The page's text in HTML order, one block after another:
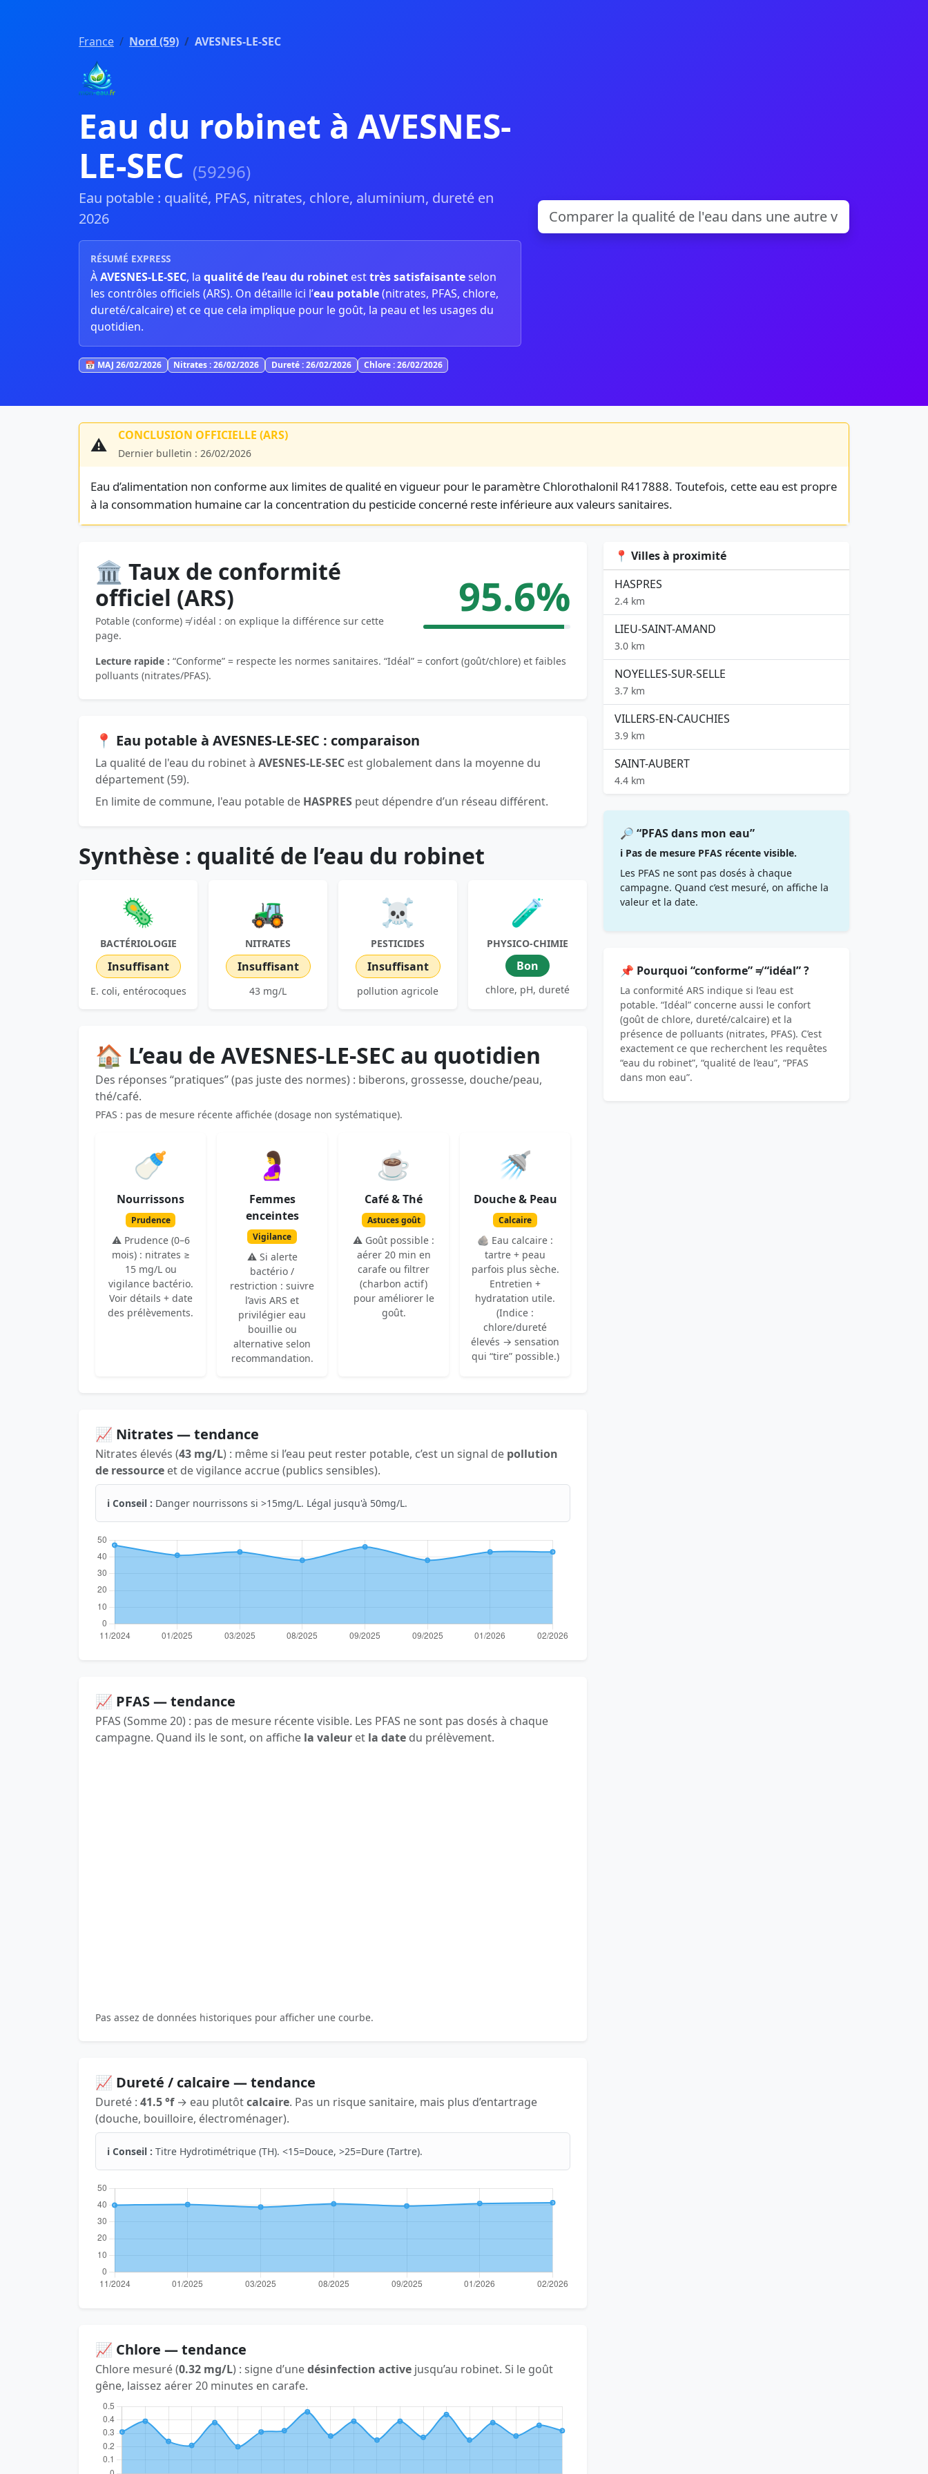
France Nord (59) AVESNES-LE-SEC
Eau du robinet à AVESNES-
LE-SEC (59296)
Eau potable : qualité, PFAS, nitrates, chlore, aluminium, dureté en
2026
RÉSUMÉ EXPRESS
ÀAVESNES-LE-SEC, la qualité de l’eau du robinet esttrès satisfaisanteselon
les contrôles officiels (ARS). On détaille ici l’eau potable(nitrates, PFAS, chlore,
dureté/calcaire) et ce que cela implique pour le goût, la peau et les usages du
quotidien.
📅 MAJ 26/02/2026 Nitrates : 26/02/2026 Dureté : 26/02/2026 Chlore : 26/02/2026
⚠️ CONCLUSION OFFICIELLE (ARS)
Dernier bulletin : 26/02/2026
Eau d’alimentation non conforme aux limites de qualité en vigueur pour le paramètre Chlorothalonil R417888. Toutefois, cette eau est propre
à la consommation humaine car la concentration du pesticide concerné reste inférieure aux valeurs sanitaires.
🏛️ Taux de conformité
officiel (ARS)
Potable (conforme) ≠ idéal : on explique la différence sur cette
page.
95.6%
Lecture rapide : “Conforme” = respecte les normes sanitaires. “Idéal” = confort (goût/chlore) et faibles
polluants (nitrates/PFAS).
📍 Eau potable à AVESNES-LE-SEC : comparaison
La qualité de l'eau du robinet à AVESNES-LE-SEC est globalement dans la moyenne du
département (59).
En limite de commune, l'eau potable de HASPRES peut dépendre d’un réseau différent.
Synthèse : qualité de l’eau du robinet
🦠
BACTÉRIOLOGIE
Insuffisant
E. coli, entérocoques
🚜
NITRATES
Insuffisant
43 mg/L
☠️
PESTICIDES
Insuffisant
pollution agricole
🧪
PHYSICO-CHIMIE
Bon
chlore, pH, dureté
🏠 L’eau de AVESNES-LE-SEC au quotidien
Des réponses “pratiques” (pas juste des normes) : biberons, grossesse, douche/peau,
thé/café.
PFAS : pas de mesure récente affichée (dosage non systématique).
🍼
Nourrissons
Prudence
⚠️ Prudence (0–6
mois) : nitrates ≥
15 mg/L ou
vigilance bactério.
Voir détails + date
des prélèvements.
🤰
Femmes
enceintes
Vigilance
⚠️ Si alerte
bactério /
restriction : suivre
l’avis ARS et
privilégier eau
bouillie ou
alternative selon
recommandation.
☕
Café & Thé
Astuces goût
⚠️ Goût possible :
aérer 20 min en
carafe ou filtrer
(charbon actif)
pour améliorer le
goût.
🚿
Douche & Peau
Calcaire
🪨 Eau calcaire :
tartre + peau
parfois plus sèche.
Entretien +
hydratation utile.
(Indice :
chlore/dureté
élevés → sensation
qui “tire” possible.)
📈 Nitrates — tendance
Nitrates élevés (43 mg/L) : même si l’eau peut rester potable, c’est un signal de pollution
de ressource et de vigilance accrue (publics sensibles).
ℹ️ Conseil : Danger nourrissons si >15mg/L. Légal jusqu'à 50mg/L.
📈 PFAS — tendance
PFAS (Somme 20) : pas de mesure récente visible. Les PFAS ne sont pas dosés à chaque
campagne. Quand ils le sont, on affiche la valeur et la date du prélèvement.
Pas assez de données historiques pour afficher une courbe.
📈 Dureté / calcaire — tendance
Dureté : 41.5 °f→ eau plutôtcalcaire. Pas un risque sanitaire, mais plus d’entartrage
(douche, bouilloire, électroménager).
ℹ️ Conseil : Titre Hydrotimétrique (TH). <15=Douce, >25=Dure (Tartre).
📈 Chlore — tendance
Chlore mesuré (0.32 mg/L) : signe d’unedésinfection active jusqu’au robinet. Si le goût
gêne, laissez aérer 20 minutes en carafe.
📍 Villes à proximité
HASPRES
2.4 km
LIEU-SAINT-AMAND
3.0 km
NOYELLES-SUR-SELLE
3.7 km
VILLERS-EN-CAUCHIES
3.9 km
SAINT-AUBERT
4.4 km
🔎 “PFAS dans mon eau”
ℹ️ Pas de mesure PFAS récente visible.
Les PFAS ne sont pas dosés à chaque
campagne. Quand c’est mesuré, on affiche la
valeur et la date.
📌 Pourquoi “conforme” ≠ “idéal” ?
La conformité ARS indique si l’eau est
potable. “Idéal” concerne aussi le confort
(goût de chlore, dureté/calcaire) et la
présence de polluants (nitrates, PFAS). C’est
exactement ce que recherchent les requêtes
“eau du robinet”, “qualité de l’eau”, “PFAS
dans mon eau”.